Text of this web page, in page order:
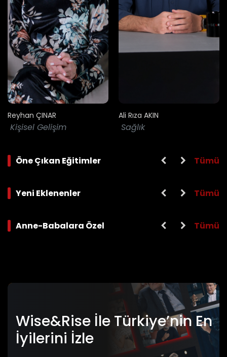
Reyhan ÇINAR
Kişisel Gelişim
Ali Rıza AKIN
Sağlık
Öne Çıkan Eğitimler Tümü
Yeni Eklenenler Tümü
Ötesinde
Anne-Babalara Özel Tümü
Yetiştirmek
Ebeveynliğin Yedi
Prensibi
Wise&Rise İle Türkiye’nin En
İyilerini İzle